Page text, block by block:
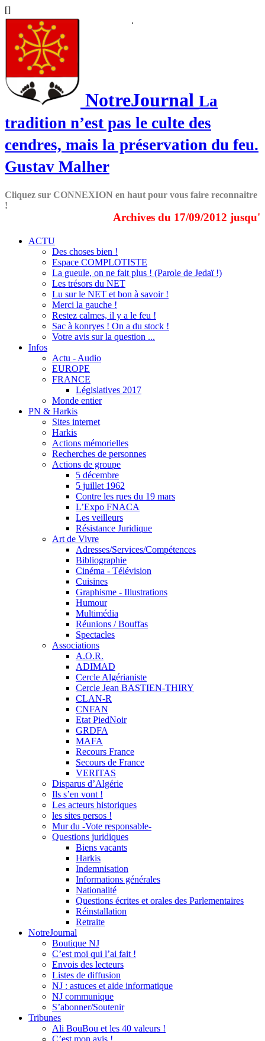
[]
.
NotreJournal La
tradition n’est pas le culte des
cendres, mais la préservation du feu.
Gustav Malher
Cliquez sur CONNEXION en haut pour vous faire reconnaitre
!
Archives du 17/09/2012
ACTU
Des choses bien !
Espace COMPLOTISTE
La gueule, on ne fait plus ! (Parole de Jedaï !)
Les trésors du NET
Lu sur le NET et bon à savoir !
Merci la gauche !
Restez calmes, il y a le feu !
Sac à konryes ! On a du stock !
Votre avis sur la question ...
Infos
Actu - Audio
EUROPE
FRANCE
Législatives 2017
Monde entier
PN & Harkis
Sites internet
Harkis
Actions mémorielles
Recherches de personnes
Actions de groupe
5 décembre
5 juillet 1962
Contre les rues du 19 mars
L’Expo FNACA
Les veilleurs
Résistance Juridique
Art de Vivre
Adresses/Services/Compétences
Bibliographie
Cinéma - Télévision
Cuisines
Graphisme - Illustrations
Humour
Multimédia
Réunions / Bouffas
Spectacles
Associations
A.O.R.
ADIMAD
Cercle Algérianiste
Cercle Jean BASTIEN-THIRY
CLAN-R
CNFAN
Etat PiedNoir
GRDFA
MAFA
Recours France
Secours de France
VERITAS
Disparus d’Algérie
Ils s’en vont !
Les acteurs historiques
les sites persos !
Mur du -Vote responsable-
Questions juridiques
Biens vacants
Harkis
Indemnisation
Informations générales
Nationalité
Questions écrites et orales des Parlementaires
Réinstallation
Retraite
NotreJournal
Boutique NJ
C’est moi qui l’ai fait !
Envois des lecteurs
Listes de diffusion
NJ : astuces et aide informatique
NJ communique
S’abonner/Soutenir
Tribunes
Ali BouBou et les 40 valeurs !
C’est mon avis !